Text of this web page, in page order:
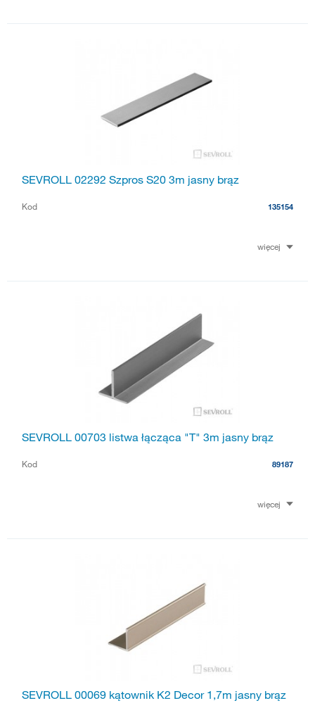
SEVROLL 02292 Szpros S20 3m jasny brąz
Kod 135154
więcej
SEVROLL 00703 listwa łącząca "T" 3m jasny brąz
Kod 89187
więcej
SEVROLL 00069 kątownik K2 Decor 1,7m jasny brąz